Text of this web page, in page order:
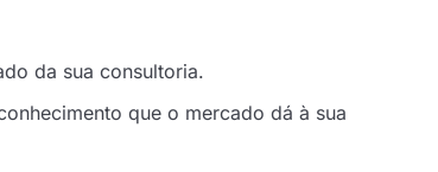
da sua consultoria.
que o mercado dá à sua